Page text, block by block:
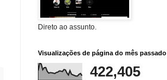
Direto ao assunto.
Visualizações de página do mês passado
422,405